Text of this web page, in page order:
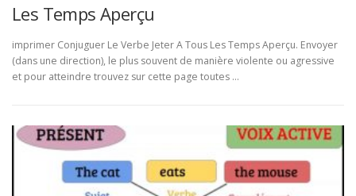
Les Temps Aperçu
imprimer Conjuguer Le Verbe Jeter A Tous Les Temps Aperçu. Envoyer
(dans une direction), le plus souvent de manière violente ou agressive
et pour atteindre trouvez sur cette page toutes …